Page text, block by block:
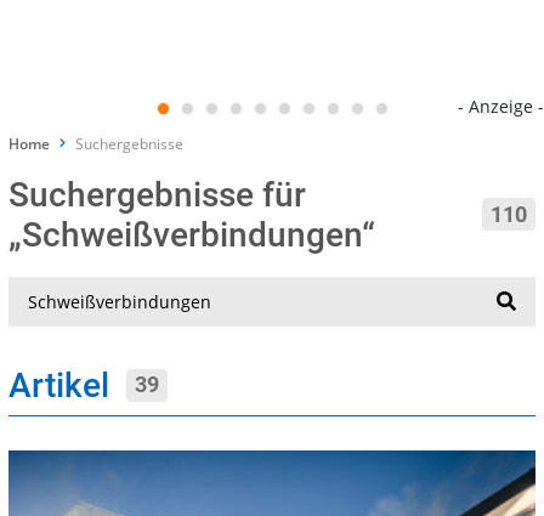
- Anzeige -
Home Suchergebnisse
Suchergebnisse für
„Schweißverbindungen“
110
Artikel 39